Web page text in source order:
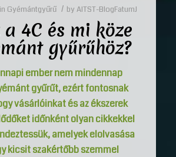
in Gyémántgyűrű / by AITST-BlogFatumJ
4C és mi köze
gyűrűhöz?
ember nem mindennap
gyűrűt, ezért fontosnak
vásárlóinkat és az ékszerek
időnként olyan cikkekkel
amelyek elolvasása
kicsit szakértőbb szemmel